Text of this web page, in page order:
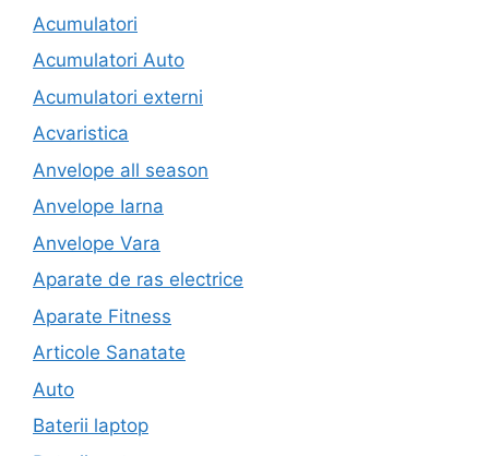
Acumulatori
Acumulatori Auto
Acumulatori externi
Acvaristica
Anvelope all season
Anvelope Iarna
Anvelope Vara
Aparate de ras electrice
Aparate Fitness
Articole Sanatate
Auto
Baterii laptop